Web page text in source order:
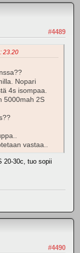
#4489
23.20
Nopari
4s isompaa.
5000mah 2S
vastaa..
20-30c, tuo sopii
#4490